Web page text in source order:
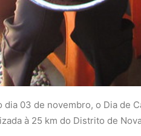
03 de novembro, o Dia de
à 25 km do Distrito de